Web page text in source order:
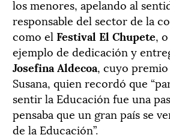
los menores, apelando al
responsable del sector de la
como el Festival El Chupete,
ejemplo de dedicación y
Josefina Aldecoa, cuyo
Susana, quien recordó que
sentir la Educación fue una
pensaba que un gran país se
de la Educación”.